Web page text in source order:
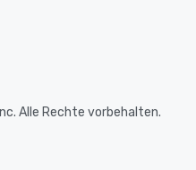
Alle Rechte vorbehalten.